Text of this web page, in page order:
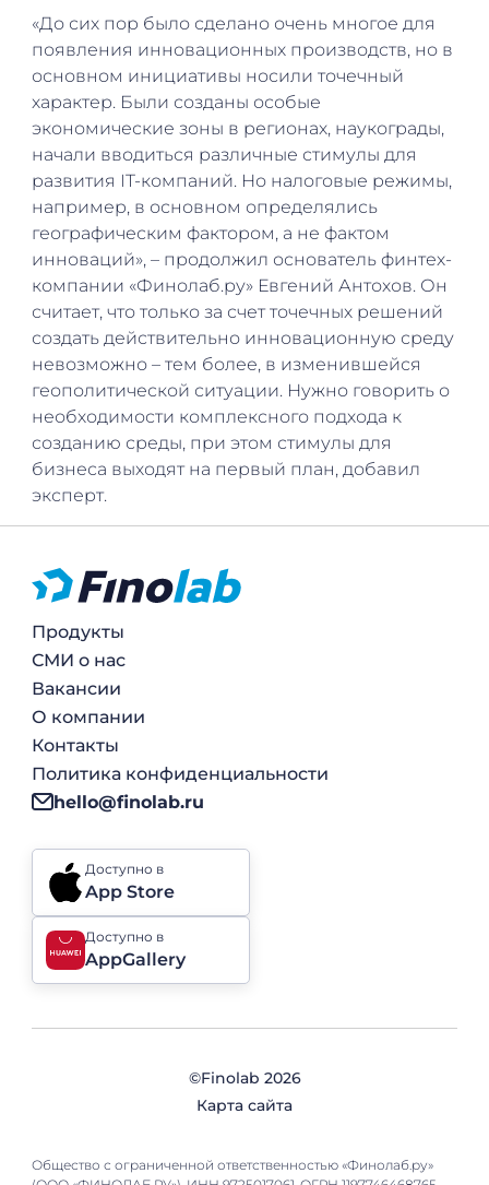
«До сих пор было сделано очень многое для
появления инновационных производств, но в
основном инициативы носили точечный
характер. Были созданы особые
экономические зоны в регионах, наукограды,
начали вводиться различные стимулы для
развития IT-компаний. Но налоговые режимы,
например, в основном определялись
географическим фактором, а не фактом
инноваций», – продолжил основатель финтех-
компании «Финолаб.ру» Евгений Антохов. Он
считает, что только за счет точечных решений
создать действительно инновационную среду
невозможно – тем более, в изменившейся
геополитической ситуации. Нужно говорить о
необходимости комплексного подхода к
созданию среды, при этом стимулы для
бизнеса выходят на первый план, добавил
эксперт.
Продукты
СМИ о нас
Вакансии
О компании
Контакты
Политика конфиденциальности
hello@finolab.ru
Доступно в
App Store
Доступно в
AppGallery
©Finolab 2026
Карта сайта
Общество с ограниченной ответственностью «Финолаб.ру»